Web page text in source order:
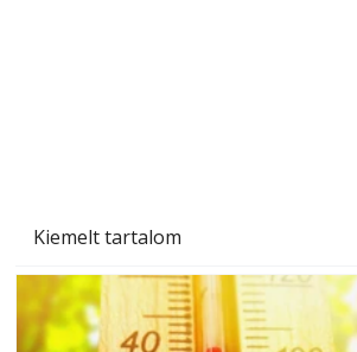
Kiemelt tartalom